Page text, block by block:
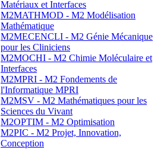
Matériaux et Interfaces
M2MATHMOD - M2 Modélisation
Mathématique
M2MECENCLI - M2 Génie Mécanique
pour les Cliniciens
M2MOCHI - M2 Chimie Moléculaire et
Interfaces
M2MPRI - M2 Fondements de
l'Informatique MPRI
M2MSV - M2 Mathématiques pour les
Sciences du Vivant
M2OPTIM - M2 Optimisation
M2PIC - M2 Projet, Innovation,
Conception